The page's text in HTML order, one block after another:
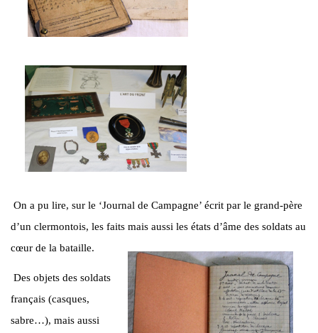
On a pu lire, sur le ‘Journal de Campagne’ écrit par le grand-père
d’un clermontois, les faits mais aussi les états d’âme des soldats au
cœur de la bataille.
Des objets des soldats
français (casques,
sabre…), mais aussi